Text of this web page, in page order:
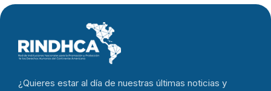
¿Quieres estar al día de nuestras últimas noticias y